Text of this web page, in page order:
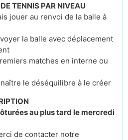
TENNIS PAR NIVEAU
jouer au renvoi de la balle à
la balle avec déplacement
matches en interne ou
le déséquilibre à le créer
au plus tard le mercredi
de contacter notre